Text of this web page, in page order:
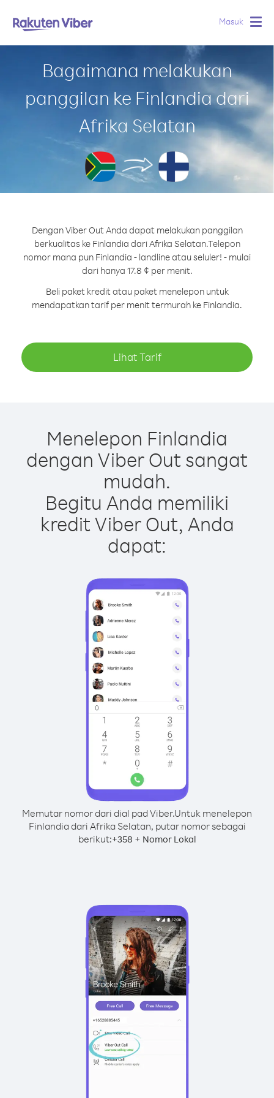
Masuk
Bagaimana melakukan
panggilan ke Finlandia dari
Afrika Selatan
Dengan Viber Out Anda dapat melakukan panggilan
berkualitas ke Finlandia dari Afrika Selatan.Telepon
nomor mana pun Finlandia - landline atau seluler! - mulai
dari hanya 17.8 ¢ per menit.
Beli paket kredit atau paket menelepon untuk
mendapatkan tarif per menit termurah ke Finlandia.
Lihat Tarif
Menelepon Finlandia
dengan Viber Out sangat
mudah.
Begitu Anda memiliki
kredit Viber Out, Anda
dapat:
Memutar nomor dari dial pad Viber.Untuk menelepon
Finlandia dari Afrika Selatan, putar nomor sebagai
berikut:+358 + Nomor Lokal